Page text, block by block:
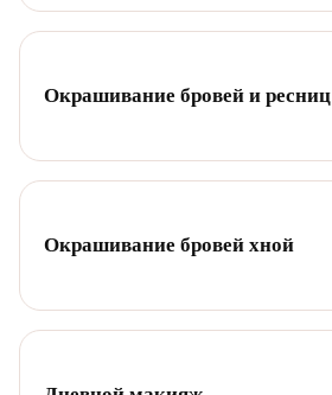
Окрашивание бровей и ресниц
Окрашивание бровей хной